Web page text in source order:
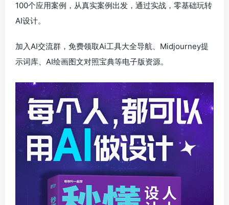
100个应用案例，从真实案例出发，通过实战，零基础玩转
AI设计。
加入AI交流群，免费领取Ai工具大全导航、Midjourney提
示词库、AI绘画图文对照宝典等电子版资源。